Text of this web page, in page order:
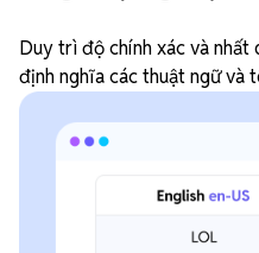
Duy trì độ chính xác và nhất
định nghĩa các thuật ngữ và